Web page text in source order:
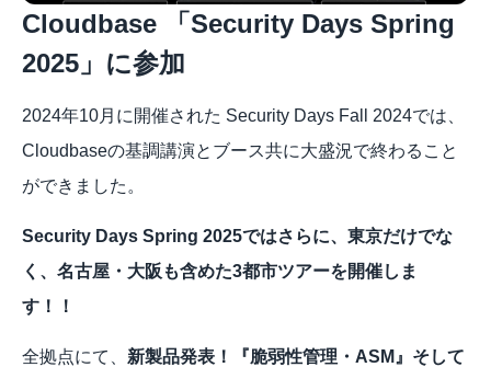
Cloudbase 「Security Days Spring
2025」に参加
2024年10月に開催された Security Days Fall 2024では、
Cloudbaseの基調講演とブース共に大盛況で終わること
ができました。
Security Days Spring 2025ではさらに、東京だけでな
く、名古屋・大阪も含めた3都市ツアーを開催しま
す！！
全拠点にて、 新製品発表！『脆弱性管理・ASM』そして